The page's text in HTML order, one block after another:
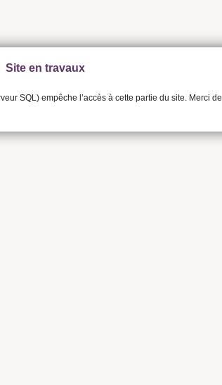
Site en travaux
SQL) empêche l’accès à cette partie du site. Merci de